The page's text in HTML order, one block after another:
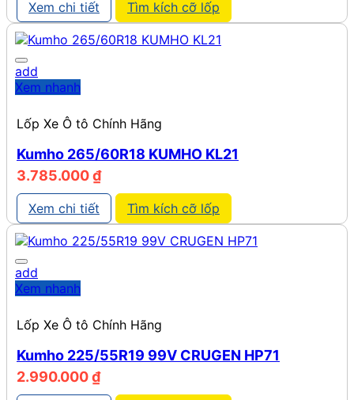
Xem chi tiết Tìm kích cỡ lốp
add
Xem nhanh
Lốp Xe Ô tô Chính Hãng
Kumho 265/60R18 KUMHO KL21
3.785.000₫
Xem chi tiết Tìm kích cỡ lốp
add
Xem nhanh
Lốp Xe Ô tô Chính Hãng
Kumho 225/55R19 99V CRUGEN HP71
2.990.000₫